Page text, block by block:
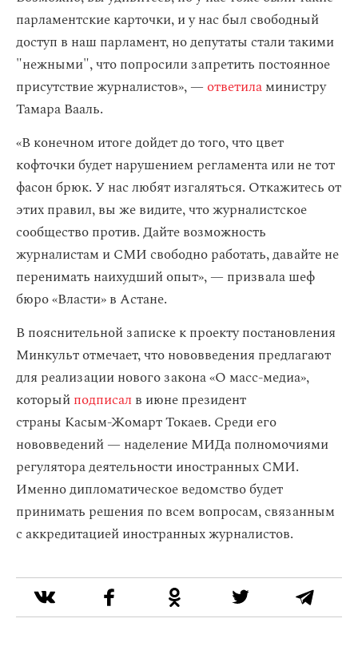
парламентские карточки, и у нас был свободный
доступ в наш парламент, но депутаты стали такими
"нежными", что попросили запретить постоянное
присутствие журналистов», —ответиламинистру
Тамара Вааль.
«В конечном итоге дойдет до того, что цвет
кофточки будет нарушением регламента или не тот
фасон брюк. У нас любят изгаляться. Откажитесь от
этих правил, вы же видите, что журналистское
сообщество против. Дайте возможность
журналистам и СМИ свободно работать, давайте не
перенимать наихудший опыт», — призвала шеф
бюро «Власти» в Астане.
В пояснительной записке к проекту постановления
Минкульт отмечает, что нововведения предлагают
для реализации нового закона «О масс-медиа»,
которыйподписал в июне президент
страны Касым-Жомарт Токаев. Среди его
нововведений — наделение МИДа полномочиями
регулятора деятельности иностранных СМИ.
Именно дипломатическое ведомство будет
принимать решения по всем вопросам, связанным
с аккредитацией иностранных журналистов.